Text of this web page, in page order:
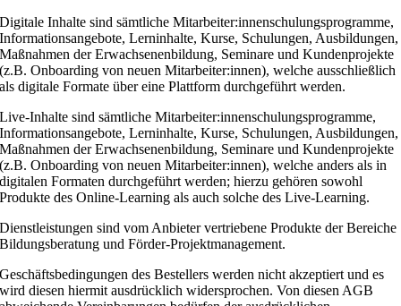
Digitale Inhalte sind sämtliche Mitarbeiter:innenschulungsprogramme,
Informationsangebote, Lerninhalte, Kurse, Schulungen, Ausbildungen,
Maßnahmen der Erwachsenenbildung, Seminare und Kundenprojekte
(z.B. Onboarding von neuen Mitarbeiter:innen), welche ausschließlich
als digitale Formate über eine Plattform durchgeführt werden.
Live-Inhalte sind sämtliche Mitarbeiter:innenschulungsprogramme,
Informationsangebote, Lerninhalte, Kurse, Schulungen, Ausbildungen,
Maßnahmen der Erwachsenenbildung, Seminare und Kundenprojekte
(z.B. Onboarding von neuen Mitarbeiter:innen), welche anders als in
digitalen Formaten durchgeführt werden; hierzu gehören sowohl
Produkte des Online-Learning als auch solche des Live-Learning.
Dienstleistungen sind vom Anbieter vertriebene Produkte der Bereiche
Bildungsberatung und Förder-Projektmanagement.
Geschäftsbedingungen des Bestellers werden nicht akzeptiert und es
wird diesen hiermit ausdrücklich widersprochen. Von diesen AGB